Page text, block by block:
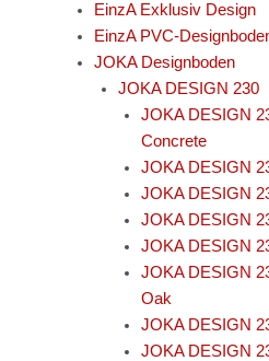
EinzA Exklusiv Design
EinzA PVC-
JOKA Designboden
JOKA DESIGN 230
JOKA DESIGN
Concrete
JOKA DESIGN
JOKA DESIGN
JOKA DESIGN
JOKA DESIGN
JOKA DESIGN
Oak
JOKA DESIGN
JOKA DESIGN